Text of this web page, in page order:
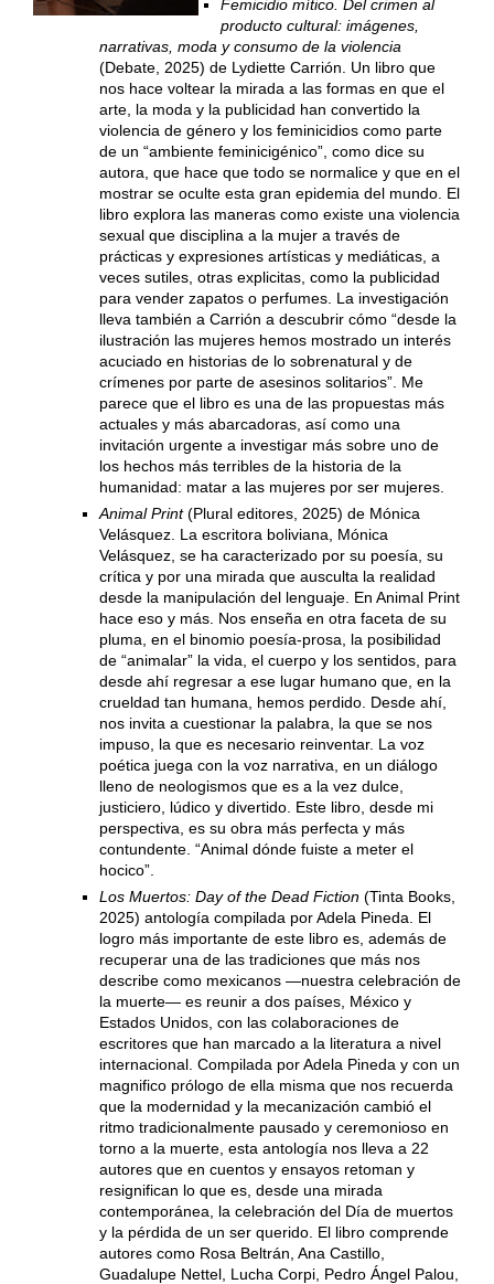
Femicidio mítico. Del crimen al
producto cultural: imágenes,
narrativas, moda y consumo de la violencia
(Debate, 2025) de Lydiette Carrión. Un libro que
nos hace voltear la mirada a las formas en que el
arte, la moda y la publicidad han convertido la
violencia de género y los feminicidios como parte
de un “ambiente feminicigénico”, como dice su
autora, que hace que todo se normalice y que en el
mostrar se oculte esta gran epidemia del mundo. El
libro explora las maneras como existe una violencia
sexual que disciplina a la mujer a través de
prácticas y expresiones artísticas y mediáticas, a
veces sutiles, otras explicitas, como la publicidad
para vender zapatos o perfumes. La investigación
lleva también a Carrión a descubrir cómo “desde la
ilustración las mujeres hemos mostrado un interés
acuciado en historias de lo sobrenatural y de
crímenes por parte de asesinos solitarios”. Me
parece que el libro es una de las propuestas más
actuales y más abarcadoras, así como una
invitación urgente a investigar más sobre uno de
los hechos más terribles de la historia de la
humanidad: matar a las mujeres por ser mujeres.
Animal Print(Plural editores, 2025) de Mónica
Velásquez. La escritora boliviana, Mónica
Velásquez, se ha caracterizado por su poesía, su
crítica y por una mirada que ausculta la realidad
desde la manipulación del lenguaje. En Animal Print
hace eso y más. Nos enseña en otra faceta de su
pluma, en el binomio poesía-prosa, la posibilidad
de “animalar” la vida, el cuerpo y los sentidos, para
desde ahí regresar a ese lugar humano que, en la
crueldad tan humana, hemos perdido. Desde ahí,
nos invita a cuestionar la palabra, la que se nos
impuso, la que es necesario reinventar. La voz
poética juega con la voz narrativa, en un diálogo
lleno de neologismos que es a la vez dulce,
justiciero, lúdico y divertido. Este libro, desde mi
perspectiva, es su obra más perfecta y más
contundente. “Animal dónde fuiste a meter el
hocico”.
Los Muertos: Day of the Dead Fiction(Tinta Books,
2025) antología compilada por Adela Pineda. El
logro más importante de este libro es, además de
recuperar una de las tradiciones que más nos
describe como mexicanos —nuestra celebración de
la muerte— es reunir a dos países, México y
Estados Unidos, con las colaboraciones de
escritores que han marcado a la literatura a nivel
internacional. Compilada por Adela Pineda y con un
magnifico prólogo de ella misma que nos recuerda
que la modernidad y la mecanización cambió el
ritmo tradicionalmente pausado y ceremonioso en
torno a la muerte, esta antología nos lleva a 22
autores que en cuentos y ensayos retoman y
resignifican lo que es, desde una mirada
contemporánea, la celebración del Día de muertos
y la pérdida de un ser querido. El libro comprende
autores como Rosa Beltrán, Ana Castillo,
Guadalupe Nettel, Lucha Corpi, Pedro Ángel Palou,